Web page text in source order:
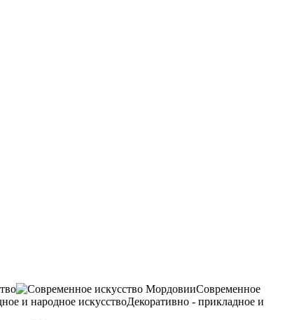
Современное
Декоративно - прикладное и